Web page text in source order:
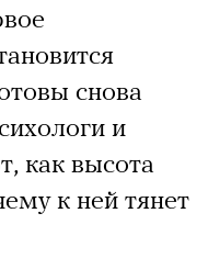
снова
и
как высота
к ней тянет